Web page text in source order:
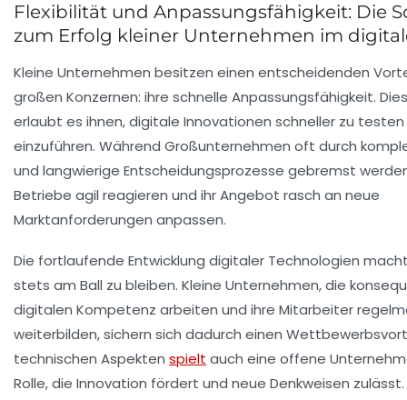
Flexibilität und Anpassungsfähigkeit: Die
zum Erfolg kleiner Unternehmen im
Kleine Unternehmen besitzen einen entscheidenden
großen Konzernen: ihre schnelle Anpassungsfähigkeit.
erlaubt es ihnen, digitale Innovationen schneller zu
einzuführen. Während Großunternehmen oft durch
und langwierige Entscheidungsprozesse gebremst
Betriebe agil reagieren und ihr Angebot rasch an neue
Marktanforderungen anpassen.
Die fortlaufende Entwicklung digitaler Technologien
stets am Ball zu bleiben. Kleine Unternehmen, die
digitalen Kompetenz arbeiten und ihre Mitarbeiter
weiterbilden, sichern sich dadurch einen
technischen Aspekten spielt auch eine offene
Rolle, die Innovation fördert und neue Denkweisen zulässt.